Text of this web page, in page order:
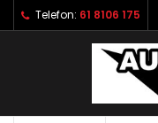
Telefon: 61 8106 175
Moje listy
Utwórz nową
((confirmMessage))
Utwórz listę
Nazwa listy życzeń
Zaloguj się
Musisz być
swojej liście życzeń.